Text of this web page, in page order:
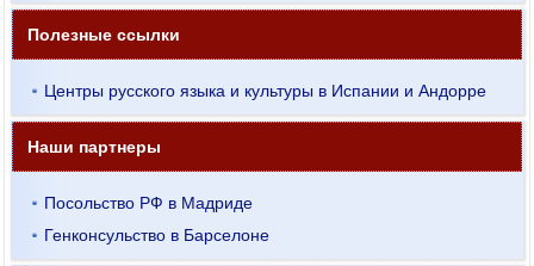
Полезные ссылки
Центры русского языка и культуры в Испании и Андорре
Наши партнеры
Посольство РФ в Мадриде
Генконсульство в Барселоне